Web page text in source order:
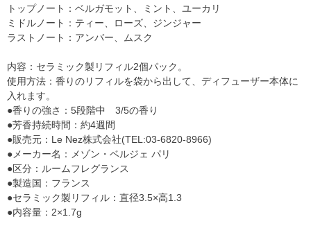
トップノート：ベルガモット、ミント、ユーカリ
ミドルノート：ティー、ローズ、ジンジャー
ラストノート：アンバー、ムスク
内容：セラミック製リフィル2個パック。
使用方法：香りのリフィルを袋から出して、ディフューザー本体に
入れます。
●香りの強さ：5段階中 3/5の香り
●芳香持続時間：約4週間
●販売元：Le Nez株式会社(TEL:03-6820-8966)
●メーカー名：メゾン・ベルジェ パリ
●区分：ルームフレグランス
●製造国：フランス
●セラミック製リフィル：直径3.5×高1.3
●内容量：2×1.7g